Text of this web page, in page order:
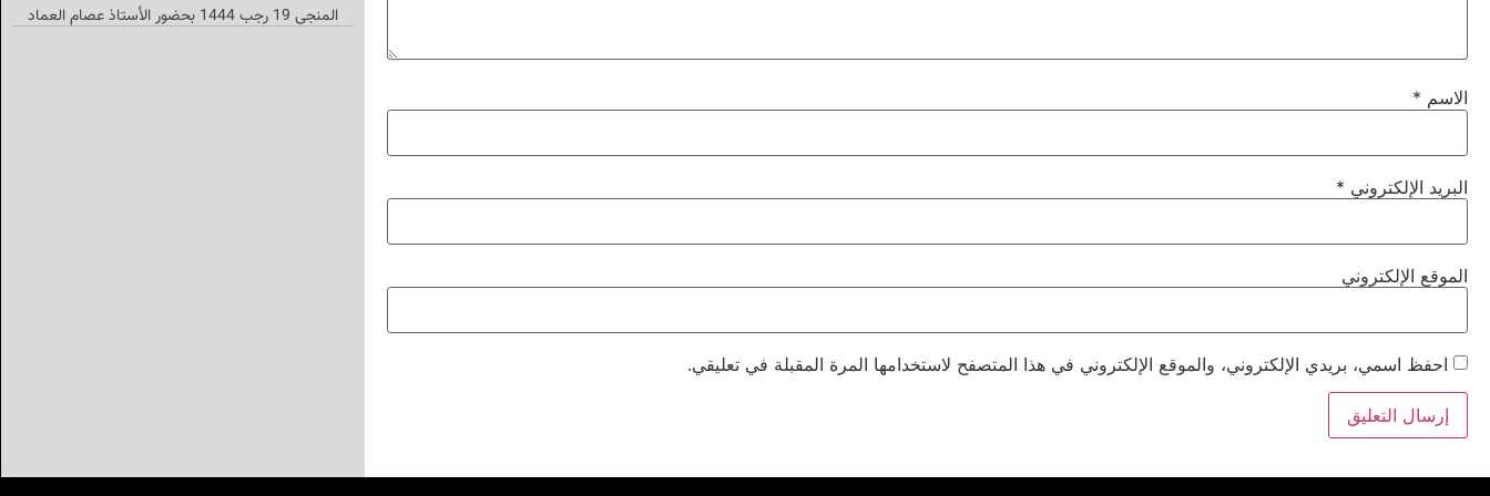
الاسم *
البريد الإلكتروني *
الموقع الإلكتروني
احفظ اسمي، بريدي الإلكتروني، والموقع الإلكتروني في هذا المتصفح لاستخدامها المرة المقبلة في تعليقي.
المنجي 19 رجب 1444 بحضور الأستاذ عصام العماد